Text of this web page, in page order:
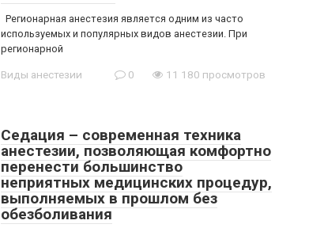
Регионарная анестезия является одним из часто
используемых и популярных видов анестезии. При
регионарной
Виды анестезии 0 11 180 просмотров
Седация – современная техника
анестезии, позволяющая комфортно
перенести большинство
неприятных медицинских процедур,
выполняемых в прошлом без
обезболивания